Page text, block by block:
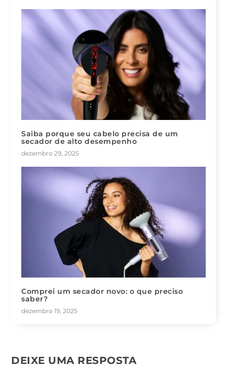
Saiba porque seu cabelo precisa de um
secador de alto desempenho
dezembro 29, 2025
Comprei um secador novo: o que preciso
saber?
dezembro 19, 2025
DEIXE UMA RESPOSTA